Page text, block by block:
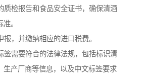
质检报告和食品安全证书，确保清酒
。
报，并缴纳相应的进口税费。
签需要符合的法律法规，包括标识清
生产厂商等信息，以及中文标签要求